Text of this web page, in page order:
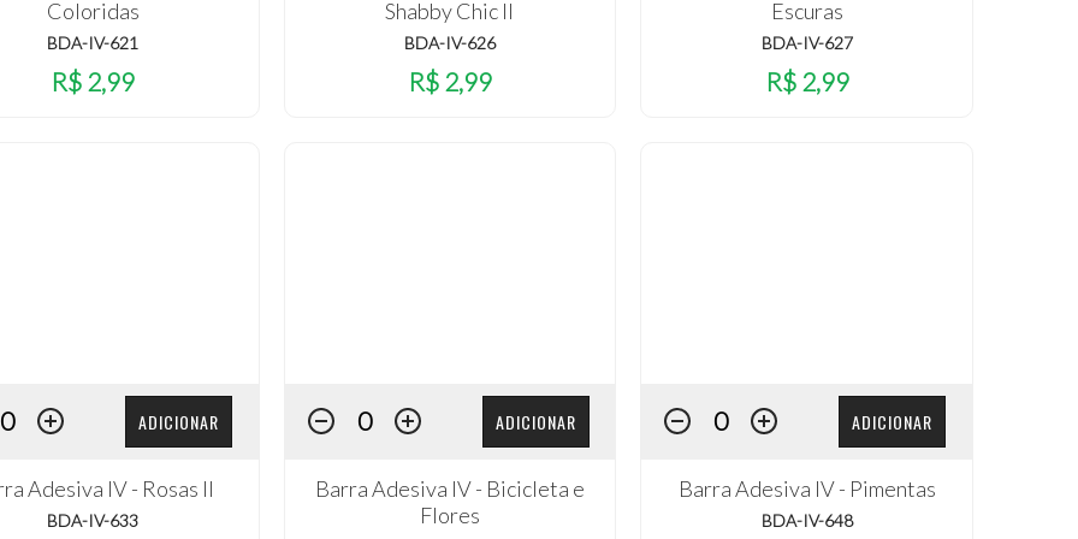
Coloridas
BDA-IV-621
R$ 2,99
Shabby Chic II
BDA-IV-626
R$ 2,99
Escuras
BDA-IV-627
R$ 2,99
ADICIONAR
Adesiva IV - Rosas II
BDA-IV-633
ADICIONAR
Barra Adesiva IV - Bicicleta e
Flores
ADICIONAR
Barra Adesiva IV - Pimentas
BDA-IV-648